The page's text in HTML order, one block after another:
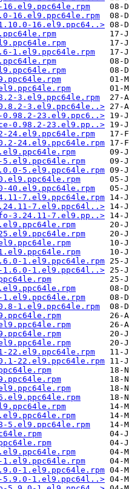
16.el9.ppc64le.rpm
16.el9.ppc64le.rpm
1.10.0-16.el9.ppc64..>
1.el9.ppc64le.rpm
3.el9.ppc64le.rpm
3.el9.ppc64le..>
0.98.2-23.el9.ppc6..>
0.98.2-23.el9.pp..>
24.el9.ppc64le.rpm
24.el9.ppc64le.rpm
5.el9.ppc64le.rpm
5.el9.ppc64le.rpm
7.el9.ppc64le.rpm
7.el9.ppc64l..>
3.24.11-7.el9.pp..>
1.el9.ppc64le.rpm
1.6.0-1.el9.ppc64l..>
1.el9.ppc64le.rpm
1.el9.ppc64le.rpm
22.el9.ppc64le.rpm
22.el9.ppc64le.rpm
5.el9.ppc64le.rpm
1.el9.ppc64le.rpm
1.el9.ppc64le.rpm
5.9.0-1.el9.ppc64l..>